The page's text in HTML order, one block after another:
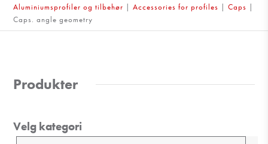
Aluminiumsprofiler og tilbehør |Accessories for profiles |Caps |
Caps. angle geometry
Produkter
Velg kategori